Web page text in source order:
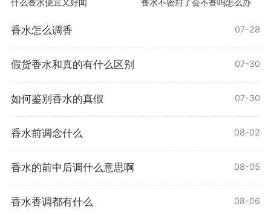
香水怎么调香 07-28
假货香水和真的有什么区别 07-30
如何鉴别香水的真假 07-30
香水前调念什么 08-02
香水的前中后调什么意思啊 08-05
香水香调都有什么 08-06